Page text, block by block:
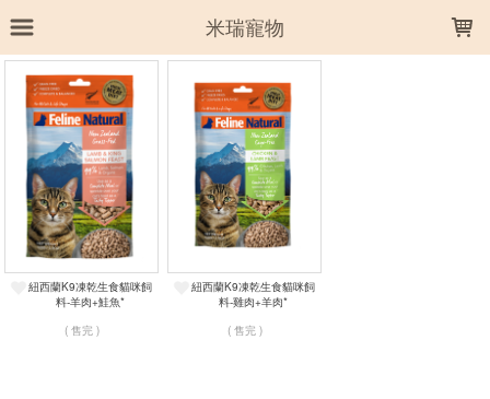
米瑞寵物
上架時間 銷售件數 銷售價格
樣式尺寸篩選
全部樣式 雞肉+羊肉 羊肉+鮭魚
全部尺寸 100g 320g/還原1.28kg
紐西蘭K9凍乾生食貓咪飼
料-羊肉+鮭魚*
( 售完 )
紐西蘭K9凍乾生食貓咪飼
料-雞肉+羊肉*
( 售完 )